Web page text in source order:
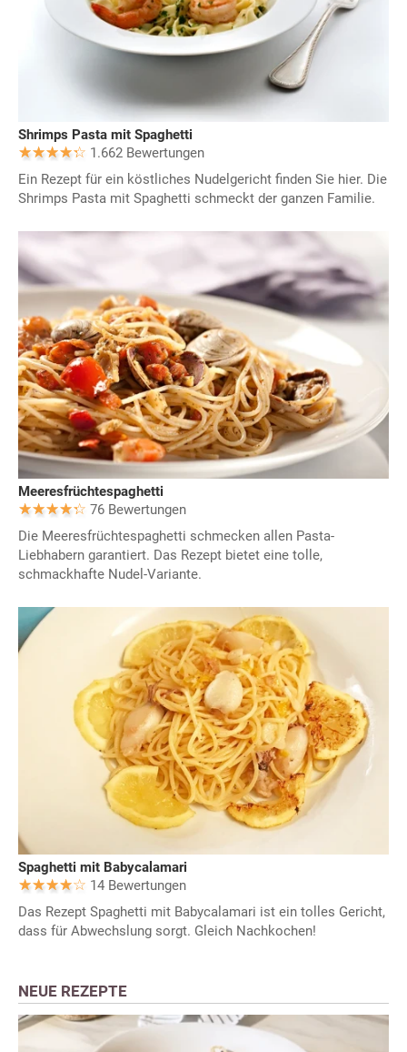
Shrimps Pasta mit Spaghetti
1.662 Bewertungen
Ein Rezept für ein köstliches Nudelgericht finden Sie hier. Die
Shrimps Pasta mit Spaghetti schmeckt der ganzen Familie.
Meeresfrüchtespaghetti
76 Bewertungen
Die Meeresfrüchtespaghetti schmecken allen Pasta-
Liebhabern garantiert. Das Rezept bietet eine tolle,
schmackhafte Nudel-Variante.
Spaghetti mit Babycalamari
14 Bewertungen
Das Rezept Spaghetti mit Babycalamari ist ein tolles Gericht,
dass für Abwechslung sorgt. Gleich Nachkochen!
NEUE REZEPTE